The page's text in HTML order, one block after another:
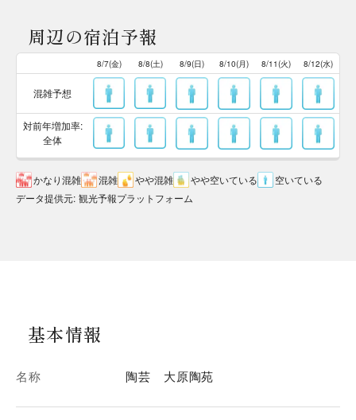
周辺の宿泊予報
8/7(金) 8/8(土) 8/9(日) 8/10(月) 8/11(火) 8/12(水)
混雑予想
対前年増加率:
全体
かなり混雑 混雑 やや混雑 やや空いている
空いている
データ提供元: 観光予報プラットフォーム
基本情報
名称 陶芸 大原陶苑